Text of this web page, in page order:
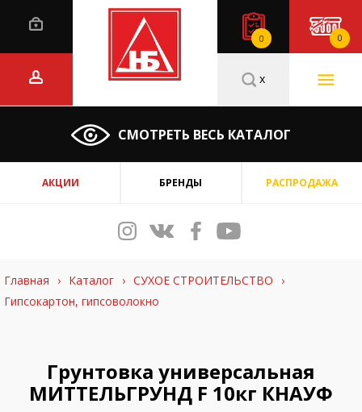
0 0
СМОТРЕТЬ ВЕСЬ КАТАЛОГ
x
АКЦИИ БРЕНДЫ РАСПРОДАЖА
Главная › Каталог › СУХОЕ СТРОИТЕЛЬСТВО
›
Гипсокартон, гипсоволокно
Грунтовка универсальная
МИТТЕЛЬГРУНД F 10кг КНАУФ